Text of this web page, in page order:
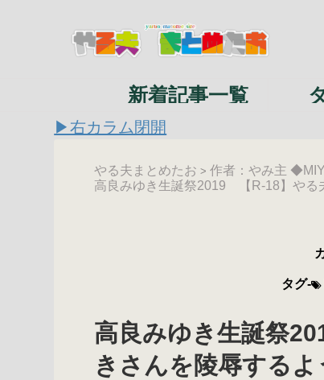
新着記事一覧
▶右カラム閉開
やる夫まとめたお > 作者：やみ主
高良みゆき生誕祭2019 【R-18】やる
タグ-
高良みゆき生誕祭
きさんを陵辱するよ